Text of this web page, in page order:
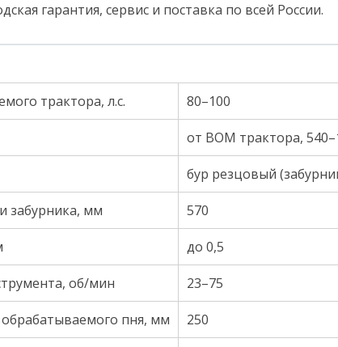
гарантия, сервис и поставка по всей России.
трактора, л.с. 80–100
от ВОМ трактора,
бур резцовый
забурника, мм 570
до 0,5
об/мин 23–75
пня, мм 250